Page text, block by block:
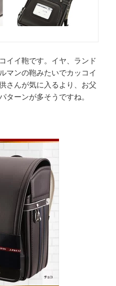
イイ鞄です。イヤ、ランド
マンの鞄みたいでカッコイ
さんが気に入るより、お父
ターンが多そうですね。